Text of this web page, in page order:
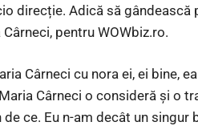
direcție. Adică să gândească
pentru WOWbiz.ro.
Cârneci cu nora ei, ei bine,
Cârneci o consideră și o
de ce. Eu n-am decât un